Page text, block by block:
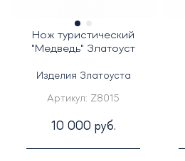
Нож туристический
"Медведь" Златоуст
Изделия Златоуста
Артикул: Z8015
10 000 руб.